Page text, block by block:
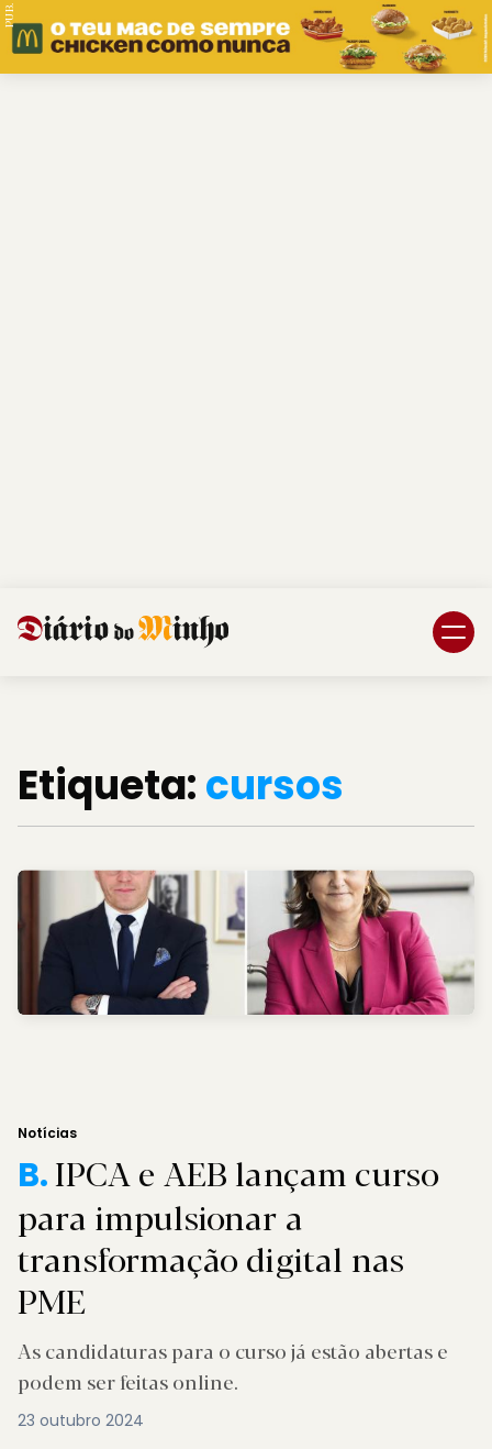
PUB.
Etiqueta:cursos
Notícias
B.IPCA e AEB lançam curso
para impulsionar a
transformação digital nas
PME
As candidaturas para o curso já estão abertas e
podem ser feitas online.
23 outubro 2024